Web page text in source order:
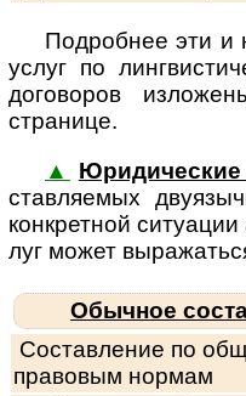
Подробнее эти и
услуг по
договоров
странице.
▲
Юридические
став­ля­е­мых
конкретной
луг мо­жет
Обычное
Составление по
правовым нормам